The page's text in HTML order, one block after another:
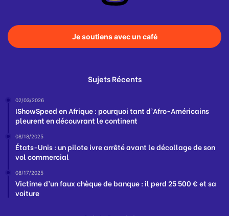
Je soutiens avec un café
Sujets Récents
02/03/2026
IShowSpeed en Afrique : pourquoi tant d’Afro-Américains
pleurent en découvrant le continent
08/18/2025
États-Unis : un pilote ivre arrêté avant le décollage de son
vol commercial
08/17/2025
Victime d’un faux chèque de banque : il perd 25 500 € et sa
voiture